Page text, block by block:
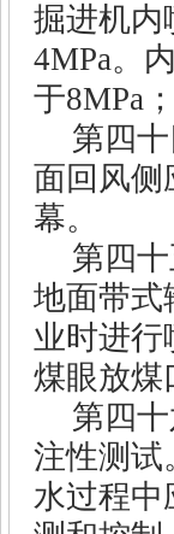
掘进机内
4MPa。
于8MPa
第四
面回风侧
幕。
第四
地面带式
业时进行
煤眼放煤
第四
注性测试
水过程中